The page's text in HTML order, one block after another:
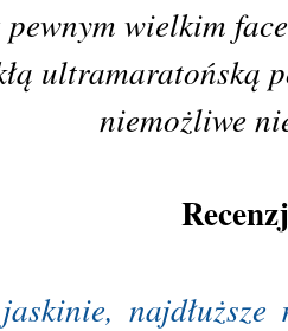
pewnym wielkim
ultramaratońską
niemożliwe
jaskinie,